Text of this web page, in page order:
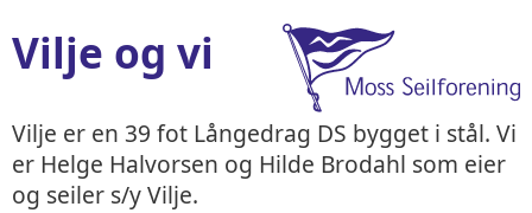
Vilje og vi
Vilje er en 39 fot Långedrag DS bygget i stål. Vi
er Helge Halvorsen og Hilde Brodahl som eier
og seiler s/y Vilje.